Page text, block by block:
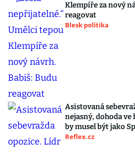
Klempíře za nový
reagovat
Blesk politika
Asistovaná
nejasný, dohoda ve
by musel být jako
Reflex.cz